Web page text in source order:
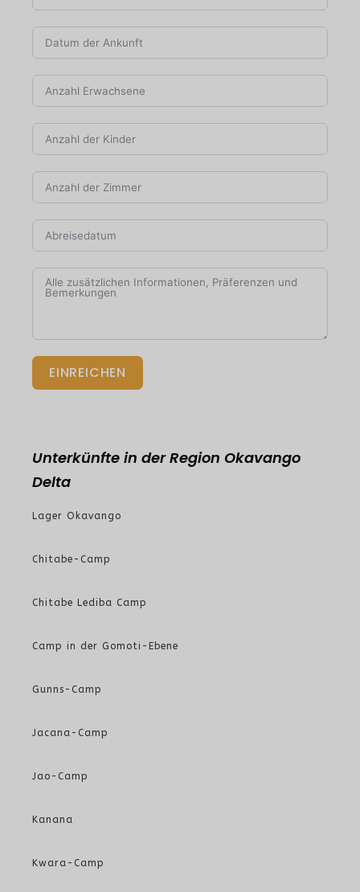
EINREICHEN
Unterkünfte in der Region Okavango
Delta
Lager Okavango
Chitabe-Camp
Chitabe Lediba Camp
Camp in der Gomoti-Ebene
Gunns-Camp
Jacana-Camp
Jao-Camp
Kanana
Kwara-Camp